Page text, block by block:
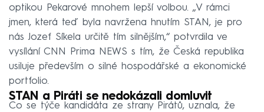
optikou Pekarové mnohem lepší volbou. „V rámci
jmen, která teď byla navržena hnutím STAN, je pro
nás Jozef Síkela určitě tím silnějším,“ potvrdila ve
vysílání CNN Prima NEWS s tím, že Česká republika
usiluje především o silné hospodářské a ekonomické
portfolio.
STAN a Piráti se nedokázali domluvit
Co se týče kandidáta ze strany Pirátů, uznala, že